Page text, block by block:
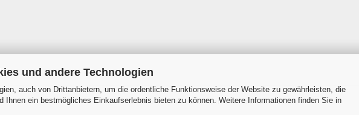
und andere Technologien
auch von Drittanbietern, um die ordentliche Funktionsweise der Website zu gewährleisten, die
Ihnen ein bestmögliches Einkaufserlebnis bieten zu können. Weitere Informationen finden Sie in
Onlineshop erstellenmit Gambio.de © 2026